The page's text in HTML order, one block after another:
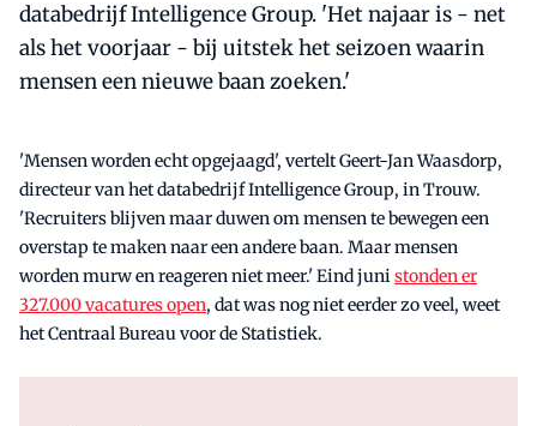
databedrijf Intelligence Group. 'Het najaar is - net
als het voorjaar - bij uitstek het seizoen waarin
mensen een nieuwe baan zoeken.'
'Mensen worden echt opgejaagd', vertelt Geert-Jan Waasdorp,
directeur van het databedrijf Intelligence Group, in Trouw.
'Recruiters blijven maar duwen om mensen te bewegen een
overstap te maken naar een andere baan. Maar mensen
worden murw en reageren niet meer.' Eind junistonden er
327.000 vacatures open, dat was nog niet eerder zo veel, weet
het Centraal Bureau voor de Statistiek.